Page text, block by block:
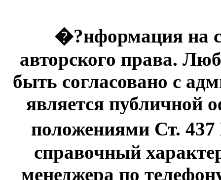
�?нформация на
авторского права.
быть согласовано с
является публичной
положениями Ст.
справочный
менеджера по